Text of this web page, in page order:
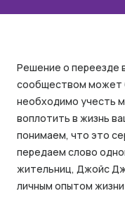
Решение о переезде
сообществом может
необходимо учесть
воплотить в жизнь
понимаем, что это
передаем слово
жительниц, Джойс
личным опытом жизни